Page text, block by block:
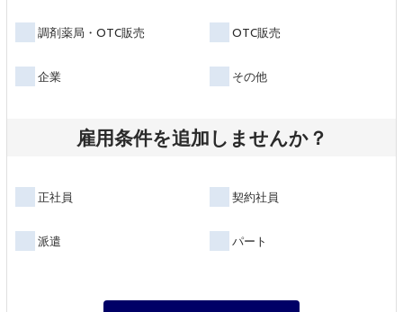
調剤薬局・OTC販売 OTC販売
企業 その他
雇用条件を追加しませんか？
正社員 契約社員
派遣 パート